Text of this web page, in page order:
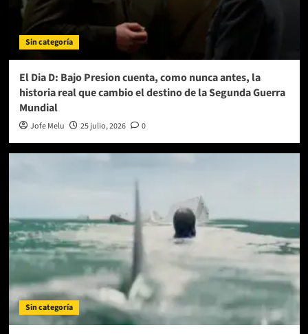
Sin categoría
El Dia D: Bajo Presion cuenta, como nunca antes, la
historia real que cambio el destino de la Segunda Guerra
Mundial
Jofe Melu 25 julio, 2026 0
Sin categoría